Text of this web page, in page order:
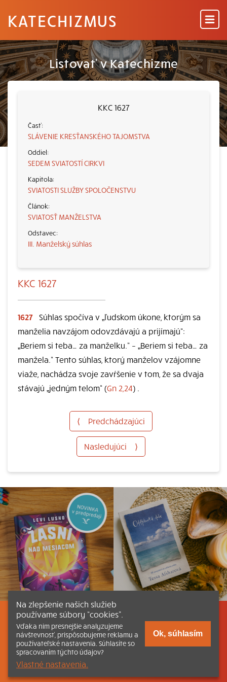
KATECHIZMUS
Listovať v Katechizme
KKC 1627
SLÁVENIE KRESŤANSKÉHO TAJOMSTVA
SEDEM SVIATOSTÍ CIRKVI
SVIATOSTI SLUŽBY SPOLOČENSTVU
SVIATOSŤ MANŽELSTVA
III. Manželský súhlas
KKC 1627
1627 Súhlas spočíva v „ľudskom úkone, ktorým sa
manželia navzájom odovzdávajú a prijímajú“:
„Beriem si teba… za manželku.“ – „Beriem si teba… za
manžela.“ Tento súhlas, ktorý manželov vzájomne
viaže, nachádza svoje zavŕšenie v tom, že sa dvaja
stávajú „jedným telom“ (Gn 2,24) .
⟨ Predchádzajúci
Nasledujúci ⟩
Listovať Obsah Dokumenty a články
Kontakt Tlačená verzia Katechizmu
© 2026 katechizmus.sk |
funguje aj vďaka kresťanskému kníhkupectvu
Na zlepšenie našich služieb
používame súbory “cookies”.
Vďaka nim presnejšie analyzujeme
návštevnosť, prispôsobujeme reklamu a
používateľské nastavenia. Súhlasíte so
spracovaním týchto údajov?
Vlastné nastavenia.
Ok, súhlasím